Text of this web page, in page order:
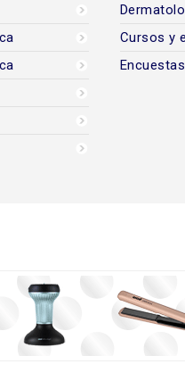
Cursos y